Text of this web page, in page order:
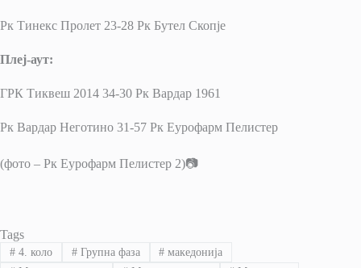
Рк Тинекс Пролет 23-28 Рк Бутел Скопје
Плеј-аут:
ГРК Тиквеш 2014 34-30 Рк Вардар 1961
Рк Вардар Неготино 31-57 Рк Еурофарм Пелистер
(фото – Рк Еурофарм Пелистер 2)📷
Tags
#4. коло #Групна фаза # македонија